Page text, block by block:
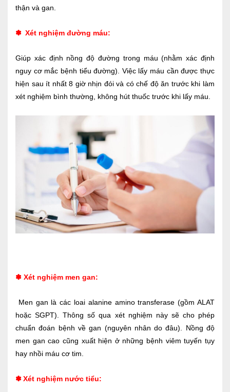
thận và gan.
✽ Xét nghiệm đường máu:
Giúp xác định nồng độ đường trong máu (nhằm xác định
nguy cơ mắc bệnh tiểu đường). Việc lấy máu cần được thực
hiện sau ít nhất 8 giờ nhịn đói và có chế độ ăn trước khi làm
xét nghiệm bình thường, không hút thuốc trước khi lấy máu.
✽ Xét nghiệm men gan:
Men gan là các loai alanine amino transferase (gồm ALAT
hoặc SGPT). Thông số qua xét nghiệm này sẽ cho phép
chuẩn đoán bệnh về gan (nguyên nhân do đâu). Nồng độ
men gan cao cũng xuất hiện ở những bệnh viêm tuyến tụy
hay nhồi máu cơ tim.
✽Xét nghiệm nước tiểu: